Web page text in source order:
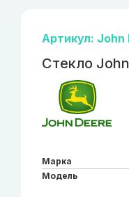
Артикул: John
Стекло
Марка
Модель